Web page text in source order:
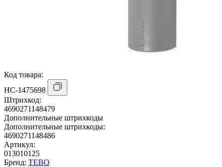
Код товара:
НС-1475698
Штрихкод:
4690271148479
Дополнительные штрихкоды
Дополнительные штрихкоды:
4690271148486
Артикул:
013010125
Бренд: TEBO